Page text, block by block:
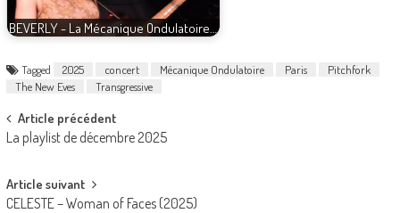
BEVERLY - La Mécanique Ondulatoire…
Tagged 2025 concert Mécanique Ondulatoire Paris
Pitchfork
The New Eves
Transgressive
Post
navigation
Article précédent
La playlist de décembre 2025
Article suivant
CELESTE – Woman of Faces (2025)